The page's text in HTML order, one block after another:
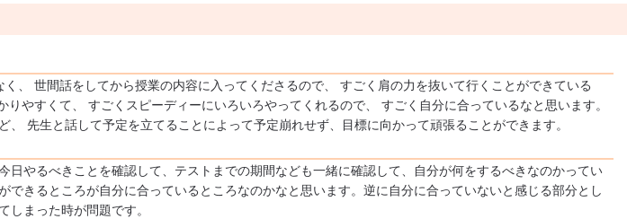
、 世間話をしてから授業の内容に入ってくださるので、 すごく肩の力を抜いて行くことができている
やすくて、 すごくスピーディーにいろいろやってくれるので、 すごく自分に合っているなと思います。
先生と話して予定を立てることによって予定崩れせず、目標に向かって頑張ることができます。
やるべきことを確認して、テストまでの期間なども一緒に確認して、自分が何をするべきなのかってい
きるところが自分に合っているところなのかなと思います。逆に自分に合っていないと感じる部分とし
まった時が問題です。